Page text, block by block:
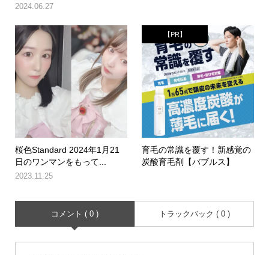
2024.06.27
桜色Standard 2024年1月21
日のワンマンをもって...
2023.11.25
【PR】
育毛の常識を覆す！新感覚の
炭酸育毛剤【バブルス】
コメント ( 0 ) トラックバック ( 0 )